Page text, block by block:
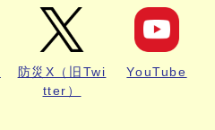
防災X（旧Twi
tter）
YouTube